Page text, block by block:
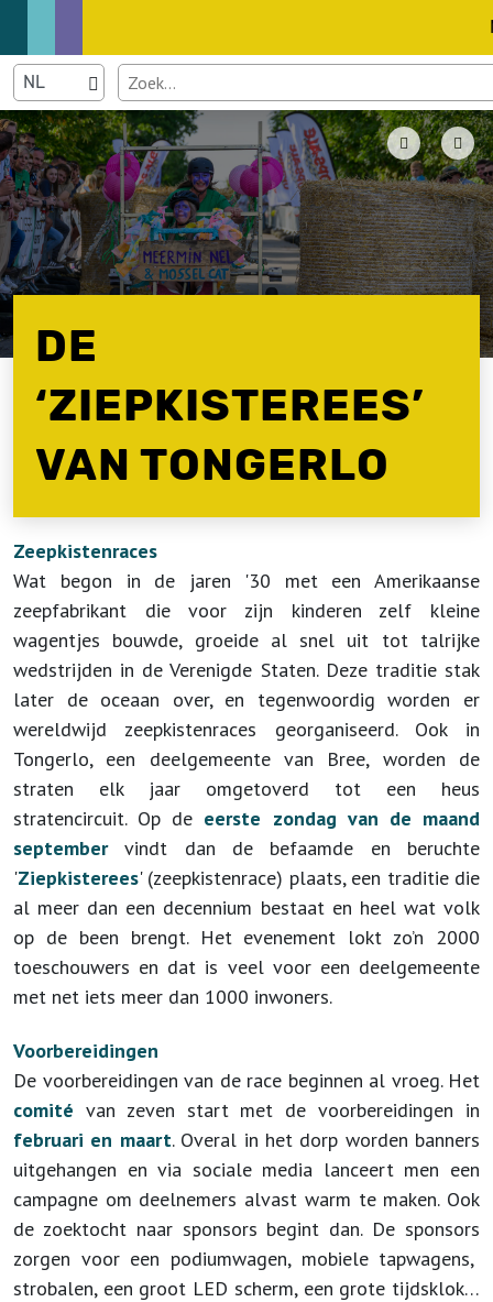
DE
‘ZIEPKISTEREES’
VAN TONGERLO
Zeepkistenraces
Wat begon in de jaren '30 met een Amerikaanse
zeepfabrikant die voor zijn kinderen zelf kleine
wagentjes bouwde, groeide al snel uit tot talrijke
wedstrijden in de Verenigde Staten. Deze traditie stak
later de oceaan over, en tegenwoordig worden er
wereldwijd zeepkistenraces georganiseerd. Ook in
Tongerlo, een deelgemeente van Bree, worden de
straten elk jaar omgetoverd tot een heus
stratencircuit. Op de eerste zondag van de maand
septembervindt dan de befaamde en beruchte
'Ziepkisterees' (zeepkistenrace) plaats, een traditie die
al meer dan een decennium bestaat en heel wat volk
op de been brengt. Het evenement lokt zo’n 2000
toeschouwers en dat is veel voor een deelgemeente
met net iets meer dan 1000 inwoners.
Voorbereidingen
De voorbereidingen van de race beginnen al vroeg. Het
comité van zeven start met de voorbereidingen in
februari en maart. Overal in het dorp worden banners
uitgehangen en via sociale media lanceert men een
campagne om deelnemers alvast warm te maken. Ook
de zoektocht naar sponsors begint dan. De sponsors
zorgen voor een podiumwagen, mobiele tapwagens,
strobalen, een groot LED scherm, een grote tijdsklok…